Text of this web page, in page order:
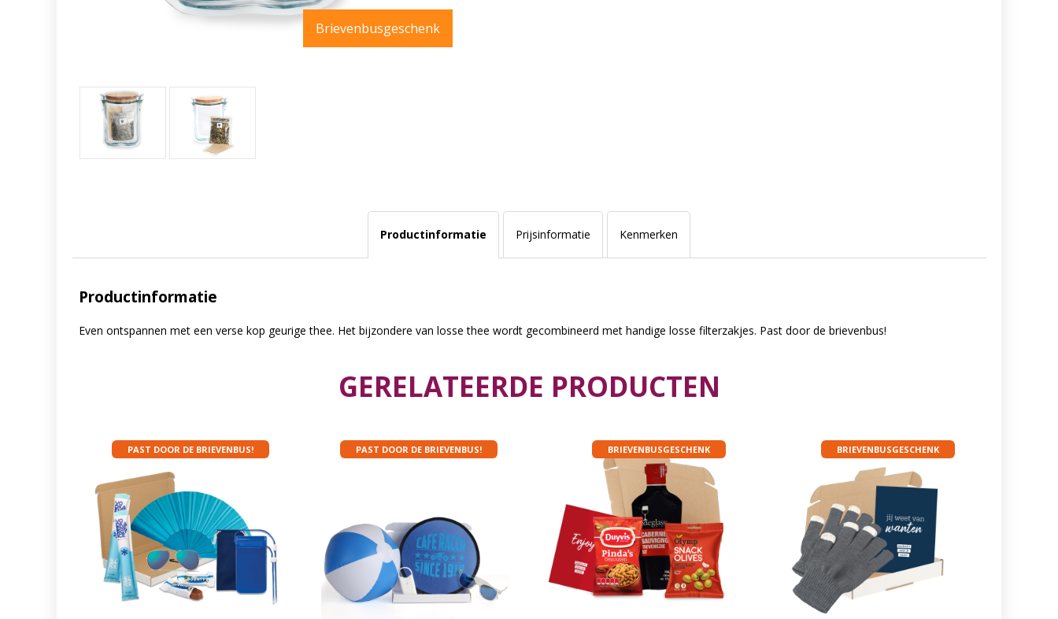
Brievenbusgeschenk
Productinformatie Prijsinformatie Kenmerken
Productinformatie
Even ontspannen met een verse kop geurige thee. Het bijzondere van losse thee wordt gecombineerd met handige losse filterzakjes. Past door de brievenbus!
GERELATEERDE PRODUCTEN
PAST DOOR DE BRIEVENBUS! PAST DOOR DE BRIEVENBUS! BRIEVENBUSGESCHENK BRIEVENBUSGESCHENK